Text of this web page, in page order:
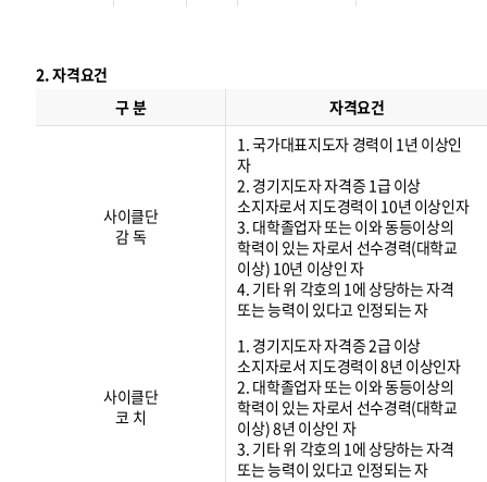
2. 자격요건
구 분 자격요건
사이클단
감 독
1. 국가대표지도자 경력이 1년 이상인
자
2. 경기지도자 자격증 1급 이상
소지자로서 지도경력이 10년 이상인자
3. 대학졸업자 또는 이와 동등이상의
학력이 있는 자로서 선수경력(대학교
이상) 10년 이상인 자
4. 기타 위 각호의 1에 상당하는 자격
또는 능력이 있다고 인정되는 자
사이클단
코 치
1. 경기지도자 자격증 2급 이상
소지자로서 지도경력이 8년 이상인자
2. 대학졸업자 또는 이와 동등이상의
학력이 있는 자로서 선수경력(대학교
이상) 8년 이상인 자
3. 기타 위 각호의 1에 상당하는 자격
또는 능력이 있다고 인정되는 자